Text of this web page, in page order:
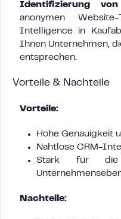
Identifizierung von
anonymen
Intelligence in
Ihnen Unternehmen,
entsprechen.
Vorteile & Nachteile
Vorteile:
Hohe Genauigkeit
Nahtlose CRM-
Stark für die
Nachteile: